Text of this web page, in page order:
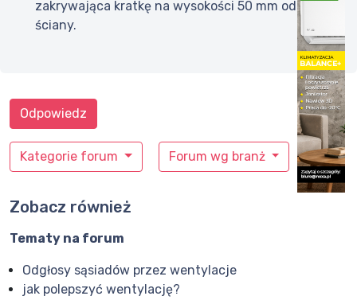
zakrywająca kratkę na wysokości 50 mm od
ściany.
Kategorie forum Forum wg branż
Odpowiedz
Zobacz również
Tematy na forum
Odgłosy sąsiadów przez wentylacje
jak polepszyć wentylację?